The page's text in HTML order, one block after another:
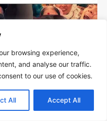
browsing experience,
and analyse our traffic.
to our use of cookies.
All Accept All
मांग रही पिता-बहनों की